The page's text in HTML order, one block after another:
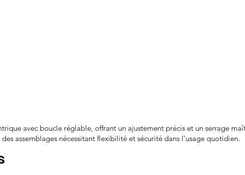
avec boucle réglable, offrant un ajustement précis et un serrage
assemblages nécessitant flexibilité et sécurité dans l’usage quotidien.